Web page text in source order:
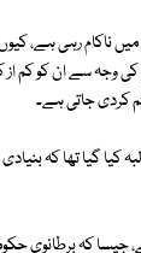
ناکام رہی ہے،
وجہ سے ان کو کم از
کردی جاتی ہے۔
گیا تھا کہ بنیادی
جیسا کہ برطانوی